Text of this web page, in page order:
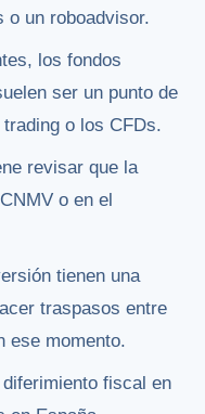
o un roboadvisor.
los fondos
ser un punto de
o los CFDs.
revisar que la
o en el
tienen una
traspasos entre
ese momento.
fiscal en